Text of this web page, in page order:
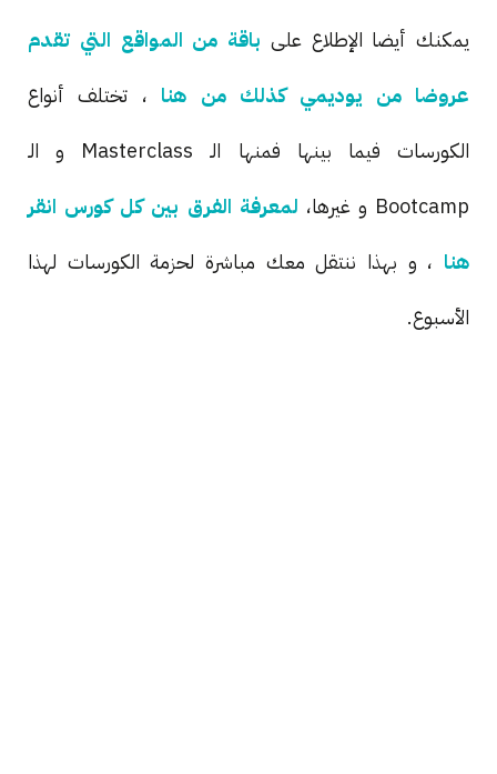
يمكنك أيضا الإطلاع على باقة من المواقع التي تقدم
عروضا من يوديمي كذلك من هنا ، تختلف أنواع
الكورسات فيما بينها فمنها الـ Masterclass و الـ
Bootcamp و غيرها،
لمعرفة الفرق بين كل كورس انقر
هنا ، و بهذا ننتقل معك مباشرة لحزمة الكورسات لهذا
الأسبوع.